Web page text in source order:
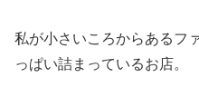
私が小さいころからあるフ
っぱい詰まっているお店。